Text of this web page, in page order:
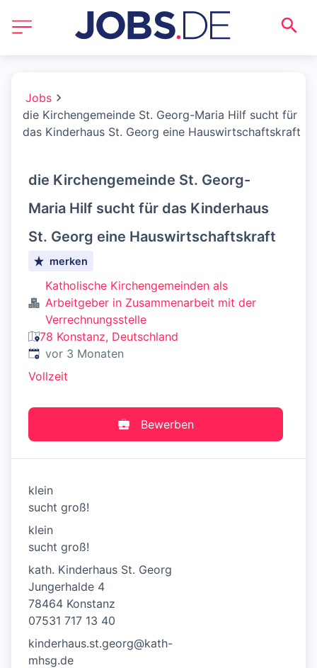
Jobs
die Kirchengemeinde St. Georg-Maria Hilf sucht für
das Kinderhaus St. Georg eine Hauswirtschaftskraft
die Kirchengemeinde St. Georg-
Maria Hilf sucht für das Kinderhaus
St. Georg eine Hauswirtschaftskraft
merken
Katholische Kirchengemeinden als
Arbeitgeber in Zusammenarbeit mit der
Verrechnungsstelle
78 Konstanz, Deutschland
Veröffentlicht:
vor 3 Monaten
Vollzeit
Bewerben
klein
sucht groß!
klein
sucht groß!
kath. Kinderhaus St. Georg
Jungerhalde 4
78464 Konstanz
07531 717 13 40
kinderhaus.st.georg@kath-
mhsg.de